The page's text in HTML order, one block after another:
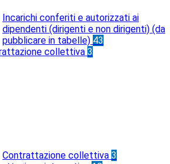
Incarichi conferiti e autorizzati ai
dipendenti (dirigenti e non dirigenti) (da
pubblicare in tabelle) 43
collettiva 3
Contrattazione collettiva 3